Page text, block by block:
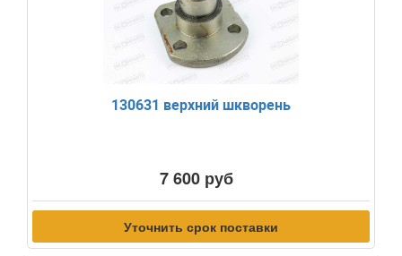
130631 верхний шкворень
7 600 руб
Уточнить срок поставки